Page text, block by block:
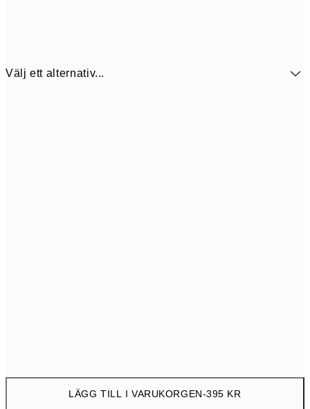
Välj ett alternativ...
LÄGG TILL I VARUKORGEN-395 KR